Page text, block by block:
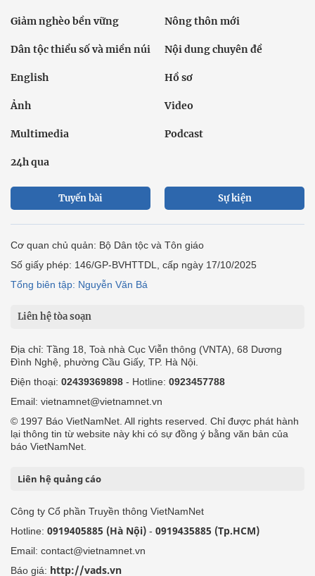
Giảm nghèo bền vững Nông thôn mới
Dân tộc thiểu số và miền núi Nội dung chuyên đề
English Hồ sơ
Ảnh Video
Multimedia Podcast
24h qua
Tuyến bài Sự kiện
Cơ quan chủ quản: Bộ Dân tộc và Tôn giáo
Số giấy phép: 146/GP-BVHTTDL, cấp ngày 17/10/2025
Tổng biên tập: Nguyễn Văn Bá
Liên hệ tòa soạn
Địa chỉ: Tầng 18, Toà nhà Cục Viễn thông (VNTA), 68 Dương
Đình Nghệ, phường Cầu Giấy, TP. Hà Nội.
Điện thoại: 02439369898 - Hotline: 0923457788
Email: vietnamnet@vietnamnet.vn
© 1997 Báo VietNamNet. All rights reserved. Chỉ được phát hành
lại thông tin từ website này khi có sự đồng ý bằng văn bản của
báo VietNamNet.
Liên hệ quảng cáo
Công ty Cổ phần Truyền thông VietNamNet
Hotline: 0919405885 (Hà Nội) - 0919435885 (Tp.HCM)
Email: contact@vietnamnet.vn
Báo giá: http://vads.vn